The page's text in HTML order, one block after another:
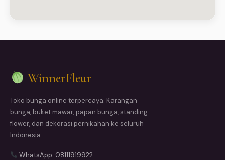
WinnerFleur
Toko bunga online terpercaya. Karangan
bunga, buket mawar, papan bunga, standing
flower, dan dekorasi pernikahan ke seluruh
Indonesia.
WhatsApp: 08111919922